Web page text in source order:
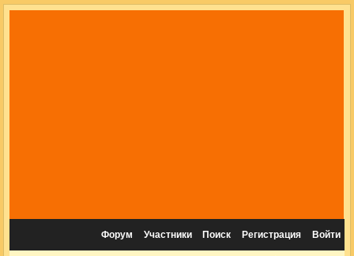
Форум Участники Поиск Регистрация Войти